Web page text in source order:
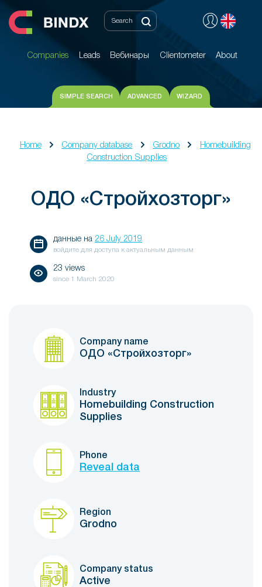
Companies Leads Вебинары Clientometer About
Companies Leads Вебинары Clientometer About
SIMPLE SEARCH ADVANCED WIZARD
Home Company database Grodno
Homebuilding
Construction Supplies
ОДО «Стройхозторг»
данные на 26 July 2019
войдите для доступа к актуальным данным
23 views
since 1 March 2020
Company name
ОДО «Стройхозторг»
Industry
Homebuilding Construction
Supplies
Phone
Reveal data
Region
Grodno
Company status
Active